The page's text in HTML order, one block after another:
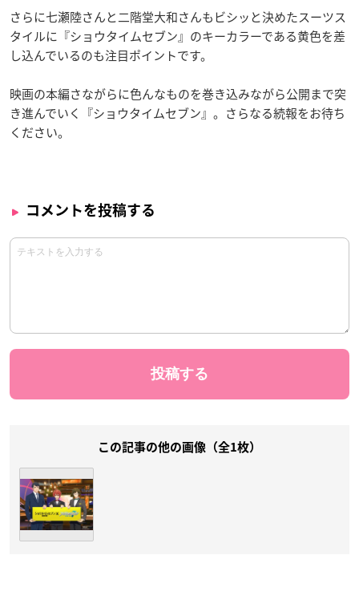
さらに七瀬陸さんと二階堂大和さんもビシッと決めたスーツス
タイルに『ショウタイムセブン』のキーカラーである黄色を差
し込んでいるのも注目ポイントです。
映画の本編さながらに色んなものを巻き込みながら公開まで突
き進んでいく『ショウタイムセブン』。さらなる続報をお待ち
ください。
コメントを投稿する
この記事の他の画像（全1枚）